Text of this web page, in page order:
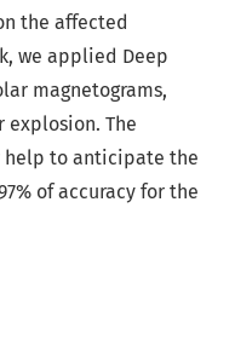
the affected
we applied Deep
magnetograms,
explosion. The
help to anticipate the
of accuracy for the